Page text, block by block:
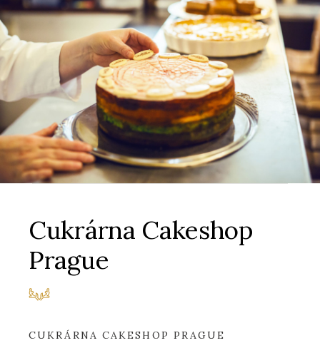
Cukrárna Cakeshop
Prague
CUKRÁRNA CAKESHOP PRAGUE